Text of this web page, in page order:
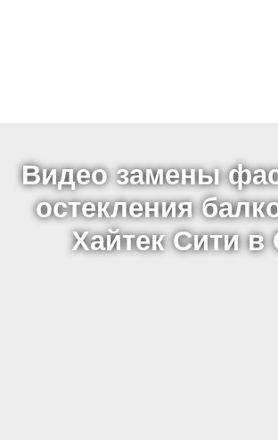
Видео замены
остекления
Хайтек Сити в